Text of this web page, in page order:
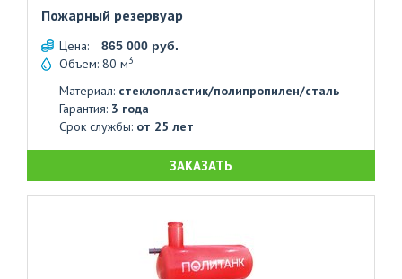
Пожарный резервуар
Цена: 865 000 руб.
Объем: 80 м3
Материал: стеклопластик/полипропилен/сталь
Гарантия: 3 года
Срок службы: от 25 лет
ЗАКАЗАТЬ